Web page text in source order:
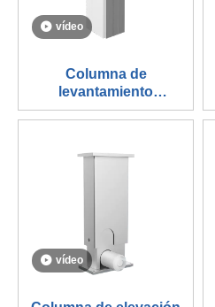
vídeo
Columna de
levantamiento
JC35EN3A
vídeo